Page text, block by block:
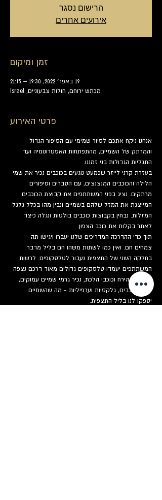
הרישום נסגר
אירועים אחרים
זמן ומיקום
19 באפר׳ 2022, 19:30 – 21:15
מכתש ירוחם, חולות צבעוניים, Israel
פרטי האירוע
אנחנו ניקח אתכם לסיור שמימי עם הסיפור הגדול
והמרתק של השמיים, מהתפתחות האסטרונומיה ועד
התגליות הגדולות בני זמננו.
בעזרת קרני לייזר שכמעט נוגעים בכוכבים נכיר את שמי
הלילה והכוכבים המנצנצים, עם הסברים וסיפורים
מרתקים. נציג בפני המשתתפים את קבוצת הכוכבים
המייצגת את המזל שלהם בשמיים ונבין מהו בכלל גלגל
המזלות. נבחין בקבוצות כוכבים בולטות ונגלה כיצד
לאתר בקלות את כוכב הצפון.
תוך כדי ההדרכה המדריכים שלנו יעברו ויגישו תה
צמחים חם. ואין כמו לשתות משהו חם בליל מדבר.
בחלקה השני של התצפית נעבור לטלסקופים. לרשות
המשתתפים יעמדו טלסקופים גדולים מאוד דרכם נצפה
במכתשי הירח וכוכבי הלכת, נכיר גרמי שמיים עמוקים,
צבירי כוכבים, גלקסיות וערפיליות - מה שהשמיים
יספקו לנו בליל התצפית.